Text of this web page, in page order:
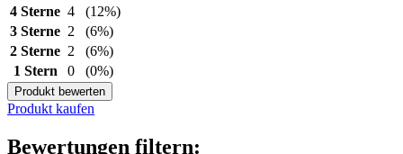
4 Sterne 4
(12%)
3 Sterne 2
(6%)
2 Sterne 2
(6%)
1 Stern
0 (0%)
Produkt bewerten
Produkt kaufen
Bewertungen filtern: